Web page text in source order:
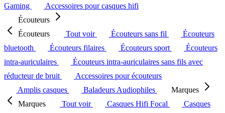
Gaming
Accessoires pour casques hifi
Écouteurs
Écouteurs
Tout voir Écouteurs sans fil
Écouteurs
bluetooth
Écouteurs filaires Écouteurs sport
Écouteurs
intra-auriculaires
Écouteurs intra-auriculaires sans fils avec
réducteur de bruit
Accessoires pour écouteurs
Amplis casques
Baladeurs Audiophiles
Marques
Marques
Tout voir Casques Hifi Focal
Casques